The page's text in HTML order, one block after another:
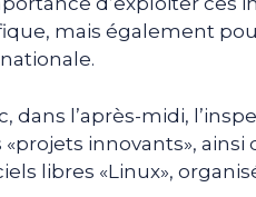
mais également
dans l’après-midi,
innovants», ainsi
libres «Linux»,